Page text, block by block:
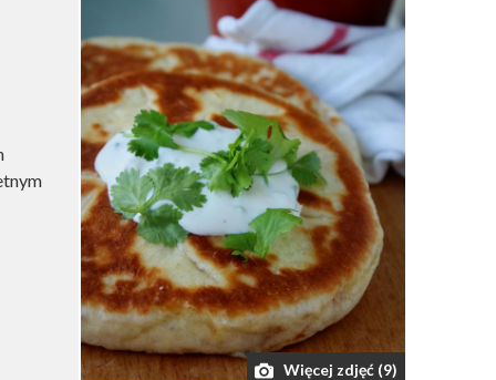
Więcej zdjęć (9)